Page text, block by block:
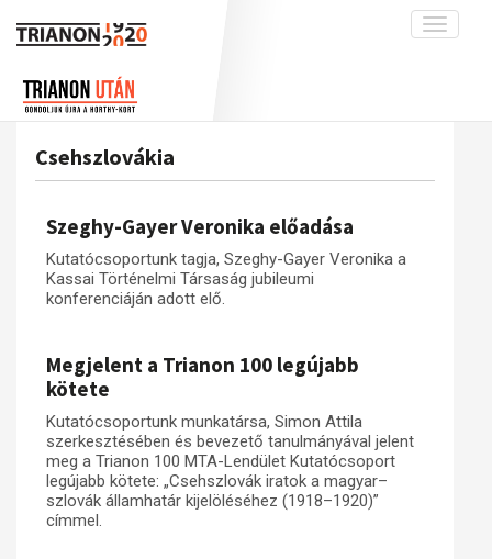
Toggle
A békerendszer megszilárdulása
Utókor és emlékezet
Adatbázis
Trianon-kommentár
Dokumentumok
A trianoni szerződés
Csehszlovákia
Szeghy-Gayer Veronika előadása
Kutatócsoportunk tagja, Szeghy-Gayer Veronika a
Kassai Történelmi Társaság jubileumi
konferenciáján adott elő.
Megjelent a Trianon 100 legújabb
kötete
Kutatócsoportunk munkatársa, Simon Attila
szerkesztésében és bevezető tanulmányával jelent
meg a Trianon 100 MTA-Lendület Kutatócsoport
legújabb kötete: „Csehszlovák iratok a magyar–
szlovák államhatár kijelöléséhez (1918–1920)”
címmel.